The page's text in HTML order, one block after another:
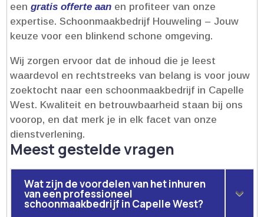
eengratis offerte aan en profiteer van onze
expertise.​ Schoonmaakbedrijf Houweling – Jouw
keuze voor een blinkend schone omgeving.​
Wij zorgen ervoor dat de inhoud die je leest
waardevol en rechtstreeks van belang is voor jouw
zoektocht naar een schoonmaakbedrijf in Capelle
West.​ Kwaliteit en betrouwbaarheid staan bij ons
voorop, en dat merk je in elk facet van onze
dienstverlening.​
Meest gestelde vragen
Wat zijn de voordelen van het inhuren
van een professioneel
schoonmaakbedrijf in Capelle West?